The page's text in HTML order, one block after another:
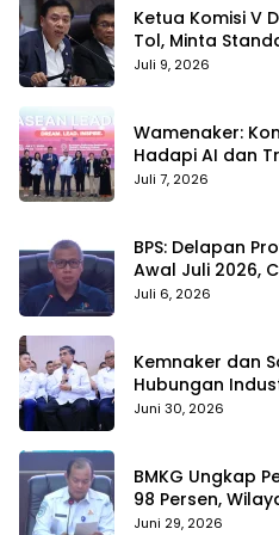
Ketua Komisi V
Tol, Minta
Juli 9, 2026
Wamenaker:
Hadapi AI dan
Juli 7, 2026
BPS: Delapan
Awal Juli 2026,
Pemicu
Juli 6, 2026
Kemnaker dan
Hubungan
Juni 30, 2026
BMKG Ungkap
98 Persen,
Terdampak
Juni 29, 2026